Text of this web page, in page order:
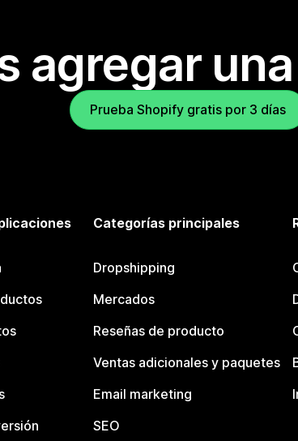
agregar
Prueba Shopify gratis por 3 días
Categorías principales
Dropshipping
Mercados
Reseñas de producto
Ventas adicionales y paquetes
Email marketing
SEO